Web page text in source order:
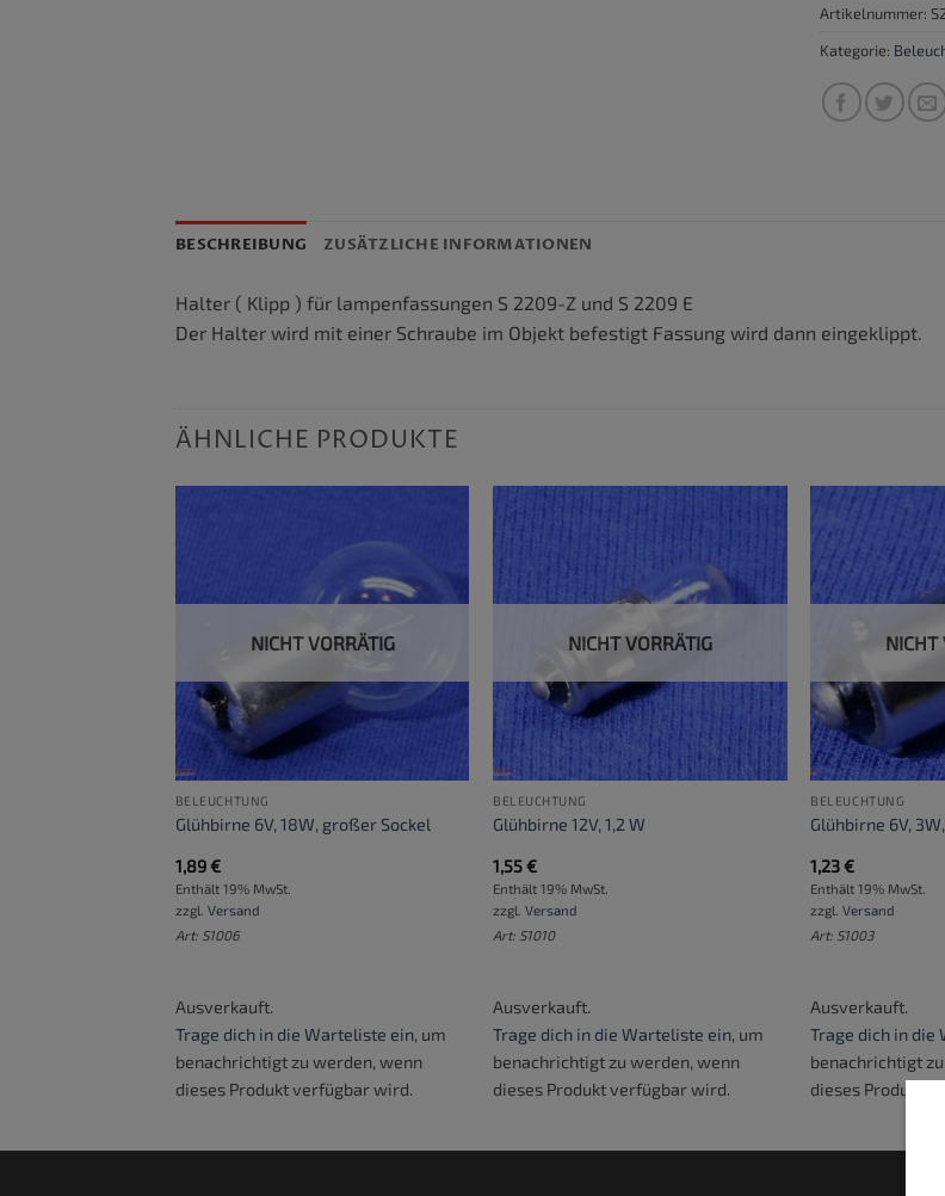
Artikelnummer:
Kategorie:
BESCHREIBUNG ZUSÄTZLICHE INFORMATIONEN
Halter ( Klipp ) für lampenfassungen S 2209-Z und S 2209 E
Der Halter wird mit einer Schraube im Objekt befestigt Fassung wird dann eingeklippt.
ÄHNLICHE PRODUKTE
NICHT VORRÄTIG
BELEUCHTUNG
Glühbirne 6V, 18W, großer Sockel
1,89€
Enthält 19% MwSt.
zzgl. Versand
Art: S1006
Ausverkauft.
Trage dich in die Warteliste ein, um
benachrichtigt zu werden, wenn
dieses Produkt verfügbar wird.
NICHT VORRÄTIG
BELEUCHTUNG
Glühbirne 12V, 1,2 W
1,55€
Enthält 19% MwSt.
zzgl.Versand
Art: S1010
Ausverkauft.
Trage dich in die Warteliste ein, um
benachrichtigt zu werden, wenn
dieses Produkt verfügbar wird.
NICHT
BELEUCHTUNG
Glühbirne 6V,
1,23€
Enthält 19% MwSt.
zzgl.Versand
Art: S1003
Ausverkauft.
Trage dich in die
benachrichtigt
dieses Produkt